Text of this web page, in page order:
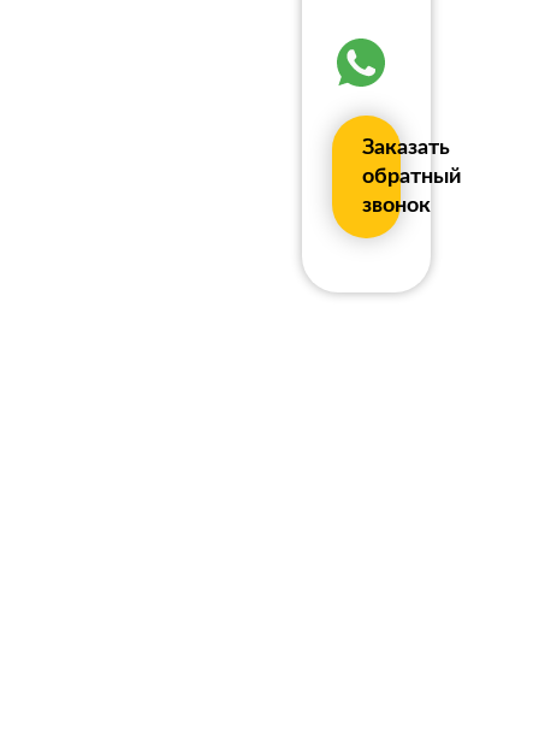
Заказать
обратный
звонок